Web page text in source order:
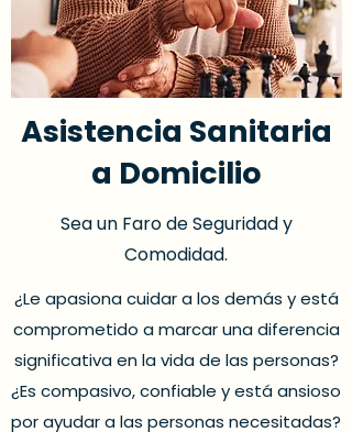
Asistencia Sanitaria
a Domicilio
Sea un Faro de Seguridad y
Comodidad.
¿Le apasiona cuidar a los demás y está
comprometido a marcar una diferencia
significativa en la vida de las personas?
¿Es compasivo, confiable y está ansioso
por ayudar a las personas necesitadas?